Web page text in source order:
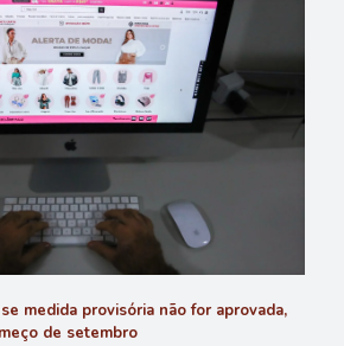
medida provisória não for aprovada,
de setembro